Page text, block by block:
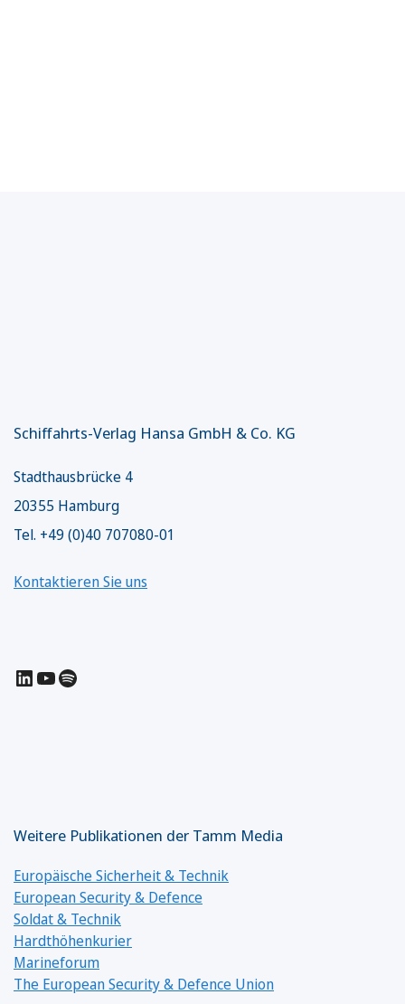
Schiffahrts-Verlag Hansa GmbH & Co. KG
Stadthausbrücke 4
20355 Hamburg
Tel. +49 (0)40 707080-01
Kontaktieren Sie uns
LinkedIn
YouTube
Spotify
Weitere Publikationen der Tamm Media
Europäische Sicherheit & Technik
European Security & Defence
Soldat & Technik
Hardthöhenkurier
Marineforum
The European Security & Defence Union